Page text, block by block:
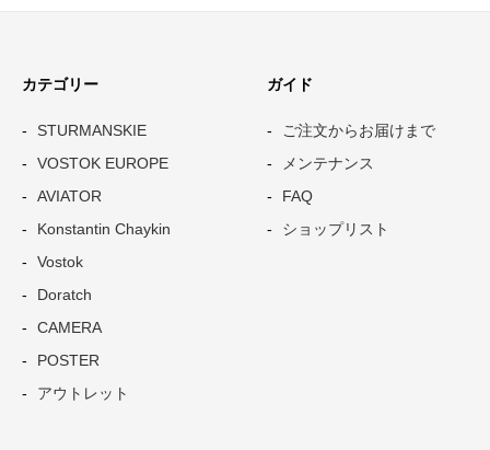
カテゴリー
STURMANSKIE
VOSTOK EUROPE
AVIATOR
Konstantin Chaykin
Vostok
Doratch
CAMERA
POSTER
アウトレット
ガイド
ご注文からお届けまで
メンテナンス
FAQ
ショップリスト